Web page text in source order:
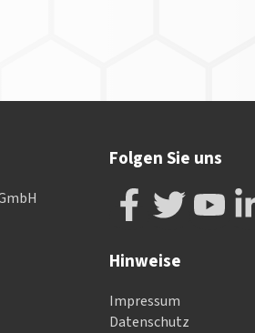
Folgen Sie uns
Hinweise
Impressum
Datenschutz